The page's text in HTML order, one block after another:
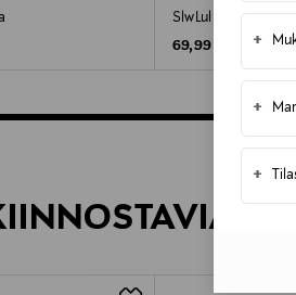
+
+
+
SlwLulu-neuletakki
Original Price
69,99 €